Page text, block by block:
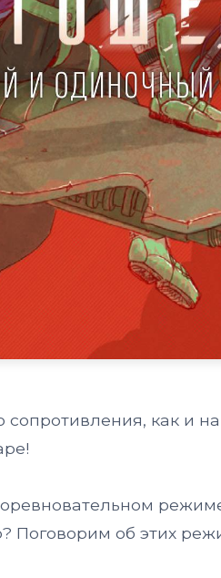
сопротивления, как и
Поговорим об этих